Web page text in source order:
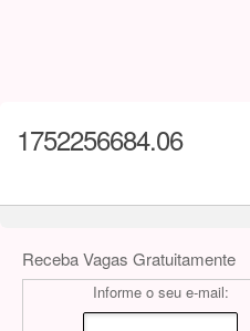
1752256684.06
Receba Vagas Gratuitamente
Informe o seu e-mail: